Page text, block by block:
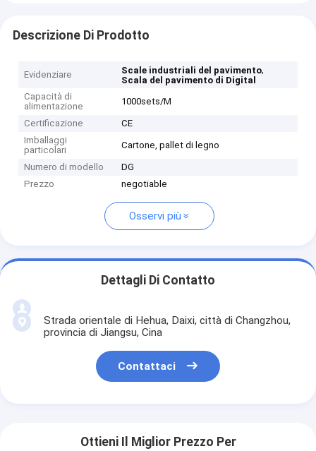
Descrizione Di Prodotto
Evidenziare Scale industriali del pavimento,
Scala del pavimento di Digital
Capacità di
alimentazione
1000sets/M
Certificazione
CE
Imballaggi
particolari
Cartone, pallet di legno
Numero di modello
DG
Prezzo
negotiable
Osservi più
Dettagli Di Contatto
Strada orientale di Hehua, Daixi, città di Changzhou,
provincia di Jiangsu, Cina
Contattaci
Ottieni Il Miglior Prezzo Per